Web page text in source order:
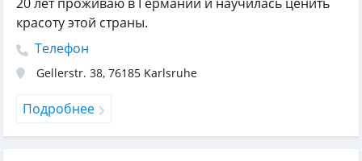
красоту этой страны.
Телефон
Gellerstr. 38, 76185 Karlsruhe
Подробнее